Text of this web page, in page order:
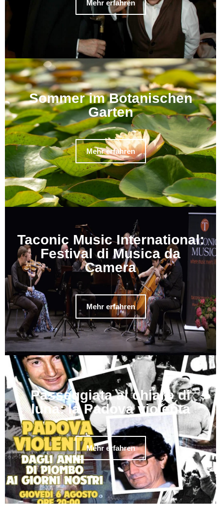
Mehr erfahren
Sommer im Botanischen
Garten
Mehr erfahren
Taconic Music International:
Festival di Musica da
Camera
Mehr erfahren
Passeggiata al chiaro di
luna: la Padova violenta
Mehr erfahren